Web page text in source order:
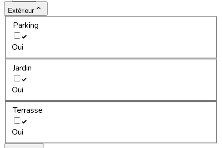
Extérieur
Parking
Oui
Jardin
Oui
Terrasse
Oui